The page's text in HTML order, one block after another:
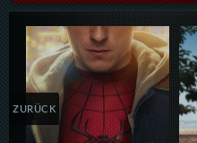
Details,Play
ZURÜCK